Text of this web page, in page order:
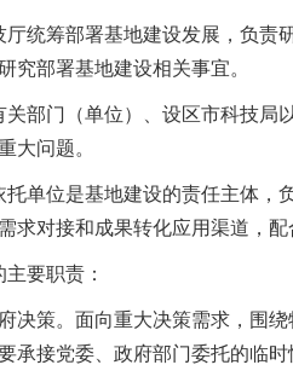
统筹部署基地建设发展，负责
究部署基地建设相关事宜。
部门（单位）、设区市科技局
大问题。
单位是基地建设的责任主体，
求对接和成果转化应用渠道，
要职责：
府决策。面向重大决策需求，围
承接党委、政府部门委托的临